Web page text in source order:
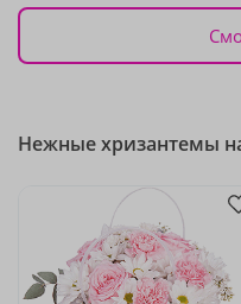
Нежные хризантемы